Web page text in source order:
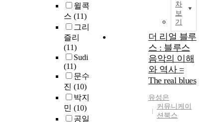
윌콕
스 (11)
그리
즐리
(11)
Sudi
(11)
문수
진 (10)
박지
민 (10)
공일
차
보
기
더 리얼 블루
스 : 블루스
음악의 이해
와 역사 =
The real blues
유성은
커뮤니케이
션북스